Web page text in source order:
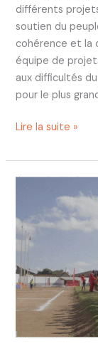
différents
soutien du
cohérence et la
équipe de
aux difficultés
pour le plus
Lire la suite »
fille
et
le
ballon
ovale